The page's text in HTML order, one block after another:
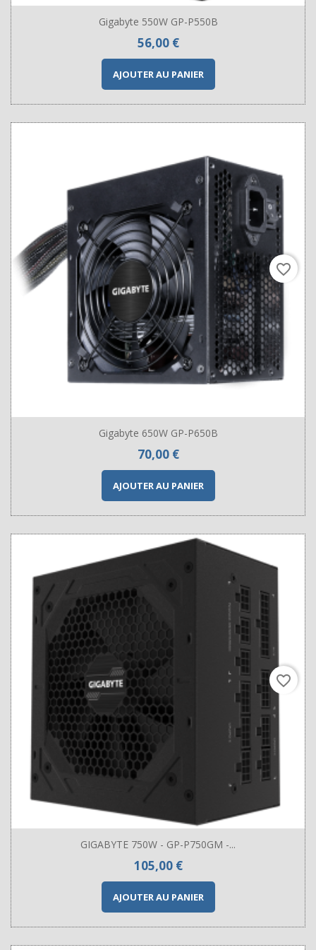
Gigabyte 550W GP-P550B
Prix
56,00 €
AJOUTER AU PANIER
Gigabyte 650W GP-P650B
Prix
70,00 €
AJOUTER AU PANIER
favorite_border
GIGABYTE 750W - GP-P750GM -...
Prix
105,00 €
AJOUTER AU PANIER
favorite_border